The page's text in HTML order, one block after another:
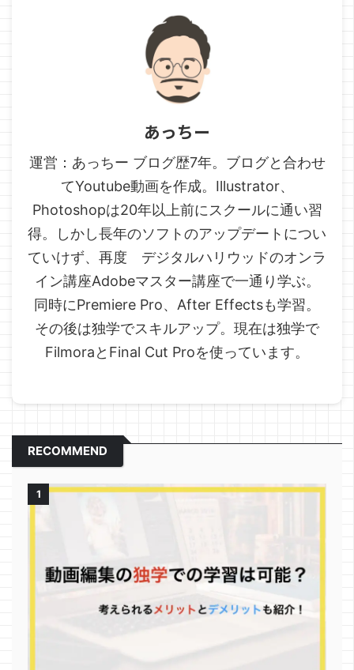
あっちー
運営：あっちー ブログ歴7年。ブログと合わせ
てYoutube動画を作成。Illustrator、
Photoshopは20年以上前にスクールに通い習
得。しかし長年のソフトのアップデートについ
ていけず、再度 デジタルハリウッドのオンラ
イン講座Adobeマスター講座で一通り学ぶ。
同時にPremiere Pro、After Effectsも学習。
その後は独学でスキルアップ。現在は独学で
FilmoraとFinal Cut Proを使っています。
RECOMMEND
1